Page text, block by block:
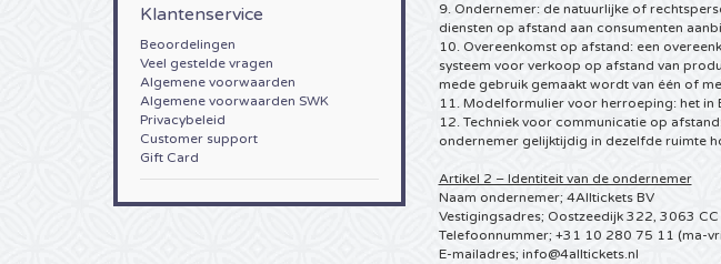
Klantenservice
Beoordelingen
Veel gestelde vragen
Algemene voorwaarden
Algemene voorwaarden SWK
Privacybeleid
Customer support
Gift Card
9. Ondernemer: de natuurlijke of
diensten op afstand aan consumenten
10. Overeenkomst op afstand: een
systeem voor verkoop op afstand van
mede gebruik gemaakt wordt van één of
11. Modelformulier voor herroeping: het
12. Techniek voor communicatie op
ondernemer gelijktijdig in dezelfde ruimte
Artikel 2 – Identiteit van de ondernemer
Naam ondernemer; 4Alltickets BV
Vestigingsadres; Oostzeedijk 322, 3063
Telefoonnummer; +31 10 280 75 11 (ma-
E-mailadres; info@4alltickets.nl